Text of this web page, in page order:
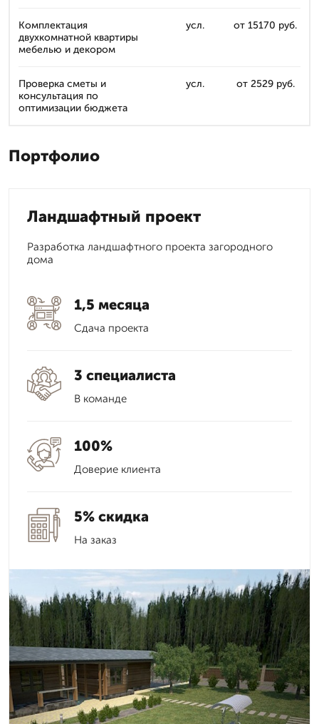
Комплектация
двухкомнатной квартиры
мебелью и декором
усл. от 15170 руб.
Проверка сметы и
консультация по
оптимизации бюджета
усл. от 2529 руб.
Портфолио
Ландшафтный проект
Разработка ландшафтного проекта загородного
дома
1,5 месяца
Сдача проекта
3 специалиста
В команде
100%
Доверие клиента
5% скидка
На заказ